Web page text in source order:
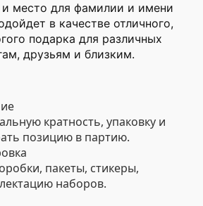
и место для фамилии и имени
в качестве отличного,
подарка для различных
друзьям и близким.
кратность, упаковку и
позицию в партию.
пакеты, стикеры,
наборов.